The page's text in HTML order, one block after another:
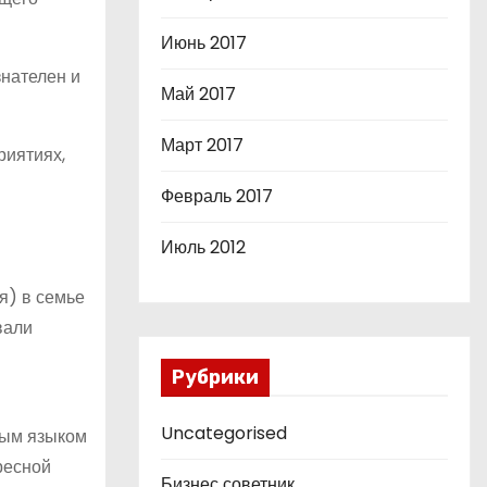
и
в семье
языком
Июнь 2017
Май 2017
Март 2017
Февраль 2017
Июль 2012
Рубрики
Uncategorised